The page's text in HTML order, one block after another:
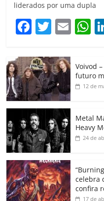
liderados por uma dupla
F
c
e
b
o
o
k
T
itt
er
E
ai at
s
A
p
Voivod
futuro
12 de
Metal
Heavy
24 de
celebra
confira
17 de